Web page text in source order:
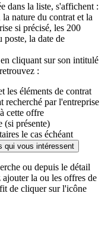
dans la liste, s'affichent :
nature du contrat et la
si précisé, les 200
poste, la date de
cliquant sur son intitulé
:
les éléments de contrat
recherché par l'entreprise
cette offre
(si présente)
le cas échéant
qui vous intéressent
ou depuis le détail
la ou les offres de
de cliquer sur l'icône